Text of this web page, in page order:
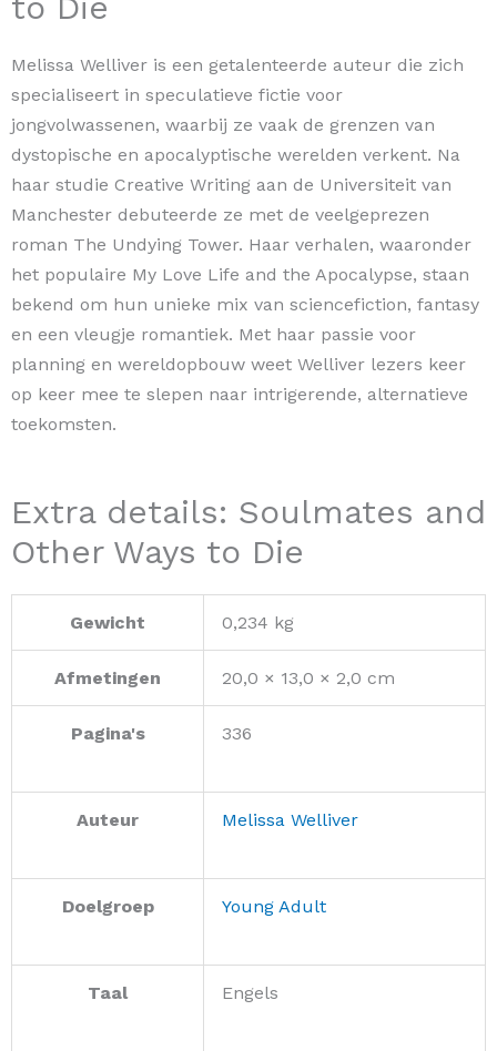
Melissa Welliver is een getalenteerde auteur die zich
specialiseert in speculatieve fictie voor
jongvolwassenen, waarbij ze vaak de grenzen van
dystopische en apocalyptische werelden verkent. Na
haar studie Creative Writing aan de Universiteit van
Manchester debuteerde ze met de veelgeprezen
roman The Undying Tower. Haar verhalen, waaronder
het populaire My Love Life and the Apocalypse, staan
bekend om hun unieke mix van sciencefiction, fantasy
en een vleugje romantiek. Met haar passie voor
planning en wereldopbouw weet Welliver lezers keer
op keer mee te slepen naar intrigerende, alternatieve
toekomsten.
Extra details: Soulmates and
Other Ways to Die
Gewicht 0,234 kg
Afmetingen 20,0 × 13,0 × 2,0 cm
Pagina's 336
Auteur Melissa Welliver
Doelgroep Young Adult
Taal Engels